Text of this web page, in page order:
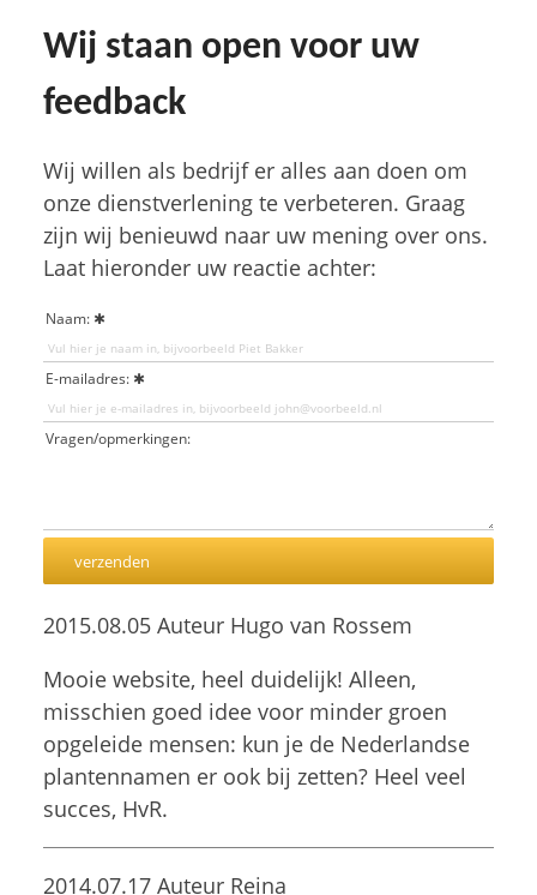
Wij staan open voor uw
feedback
Wij willen als bedrijf er alles aan doen om
onze dienstverlening te verbeteren. Graag
zijn wij benieuwd naar uw mening over ons.
Laat hieronder uw reactie achter:
Naam:
E-mailadres:
Vragen/opmerkingen:
2015.08.05 Auteur Hugo van Rossem
Mooie website, heel duidelijk! Alleen,
misschien goed idee voor minder groen
opgeleide mensen: kun je de Nederlandse
plantennamen er ook bij zetten? Heel veel
succes, HvR.
2014.07.17 Auteur Reina